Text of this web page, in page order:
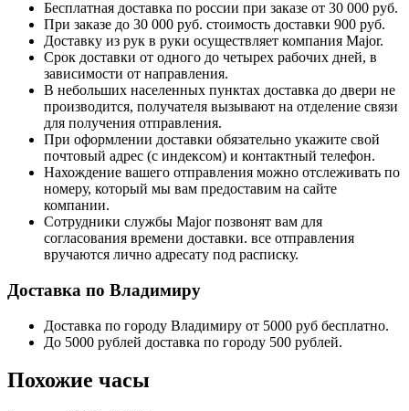
Бесплатная доставка по россии при заказе от 30 000 руб.
При заказе до 30 000 руб. стоимость доставки 900 руб.
Доставку из рук в руки осуществляет компания Major.
Срок доставки от одного до четырех рабочих дней, в
зависимости от направления.
В небольших населенных пунктах доставка до двери не
производится, получателя вызывают на отделение связи
для получения отправления.
При оформлении доставки обязательно укажите свой
почтовый адрес (с индексом) и контактный телефон.
Нахождение вашего отправления можно отслеживать по
номеру, который мы вам предоставим на сайте
компании.
Сотрудники службы Major позвонят вам для
согласования времени доставки. все отправления
вручаются лично адресату под расписку.
Доставка по Владимиру
Доставка по городу Владимиру от 5000 руб бесплатно.
До 5000 рублей доставка по городу 500 рублей.
Похожие часы